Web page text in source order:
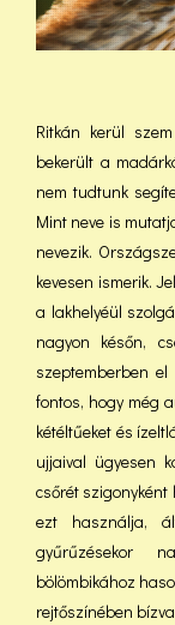
Ritkán kerül
bekerült a
nem tudtunk
Mint neve is
nevezik.
kevesen ismerik.
a lakhelyéül
nagyon későn,
szeptemberben
fontos, hogy még
kétéltűeket és
ujjaival ügyesen
csőrét szigonyként
ezt használja,
gyűrűzésekor
bölömbikához
rejtőszínében